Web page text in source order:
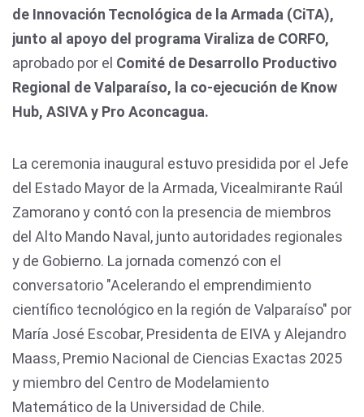
de Innovación Tecnológica de la Armada (CiTA),
junto al apoyo del programa Viraliza de CORFO,
aprobado por el Comité de Desarrollo Productivo
Regional de Valparaíso, la co-ejecución de Know
Hub, ASIVA y Pro Aconcagua.
La ceremonia inaugural estuvo presidida por el Jefe
del Estado Mayor de la Armada, Vicealmirante Raúl
Zamorano y contó con la presencia de miembros
del Alto Mando Naval, junto autoridades regionales
y de Gobierno. La jornada comenzó con el
conversatorio "Acelerando el emprendimiento
científico tecnológico en la región de Valparaíso" por
María José Escobar, Presidenta de EIVA y Alejandro
Maass, Premio Nacional de Ciencias Exactas 2025
y miembro del Centro de Modelamiento
Matemático de la Universidad de Chile.